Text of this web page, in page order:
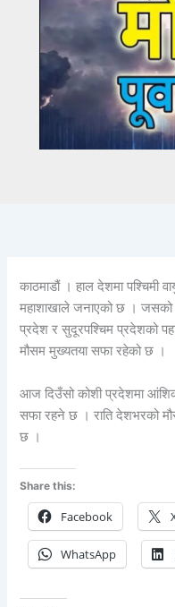
काठमाडौं । हाल देशमा पश्चिमी
महाशाखाले जनाएको छ । जसको
प्रदेश र सुदूरपश्चिम प्रदेशको
मौसम मुख्यतया सफा रहेको छ ।
आज दिउँसो कोशी प्रदेशमा
सफा रहने छ । राति देशभरको
छ ।
Share this:
Facebook
WhatsApp